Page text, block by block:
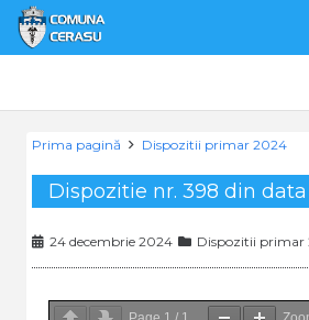
Prima pagină Dispozitii primar 2024
Dispozitie nr. 398 din data
24 decembrie 2024 Dispozitii primar